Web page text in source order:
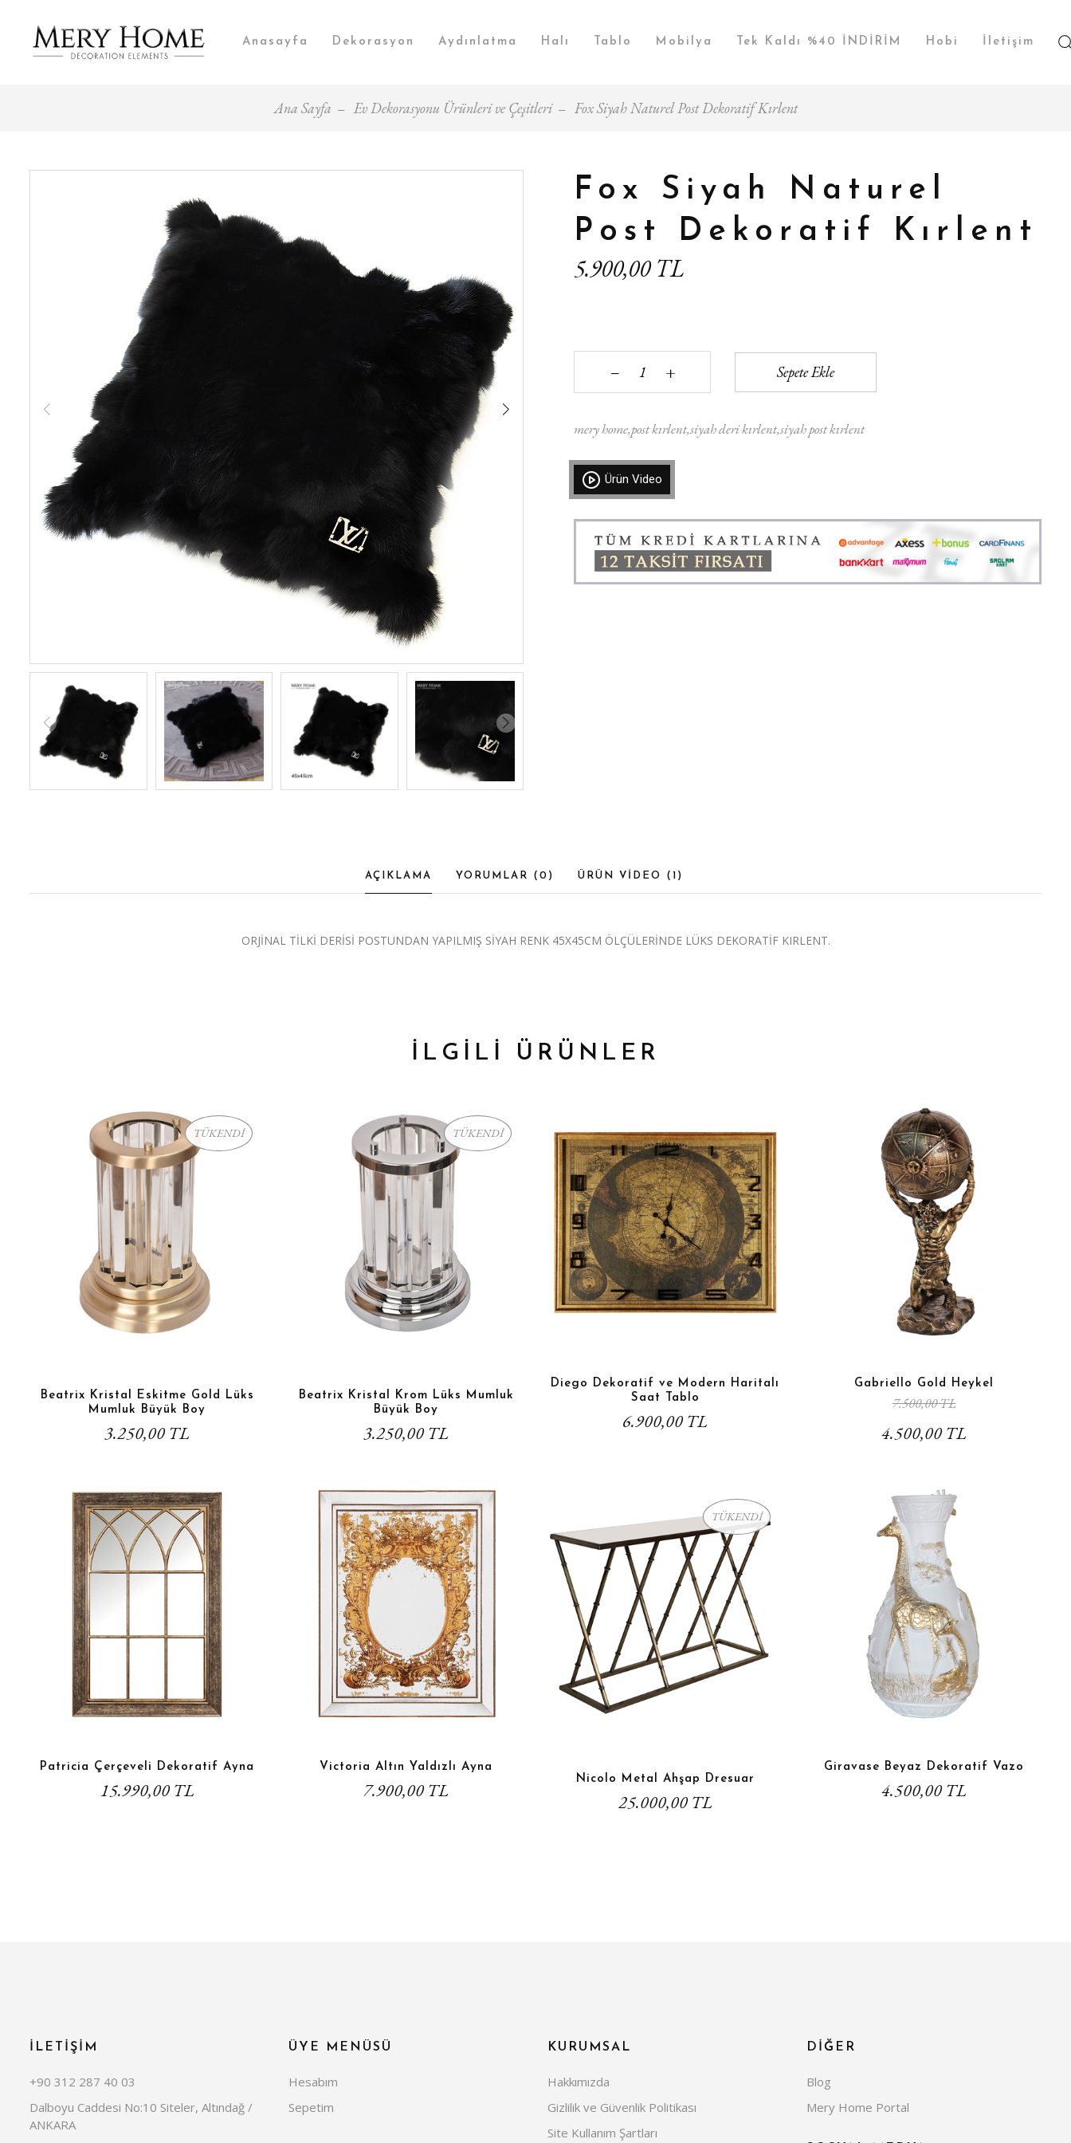
Anasayfa Dekorasyon Aydınlatma Halı Tablo Mobilya Tek Kaldı %40 İNDİRİM Hobi İletişim
Ana Sayfa Ev Dekorasyonu Ürünleri ve Çeşitleri Fox Siyah Naturel Post Dekoratif Kırlent
Fox Siyah Naturel
Post Dekoratif Kırlent
5.900,00 TL
‒ + Sepete Ekle
mery home post kırlentsiyah deri kırlentsiyah post kırlent
Ürün Video
AÇIKLAMA YORUMLAR ( 0 ) ÜRÜN VİDEO ( 1 )
ORJİNAL TİLKİ DERİSİ POSTUNDAN YAPILMIŞ SİYAH RENK 45X45CM ÖLÇÜLERİNDE LÜKS DEKORATİF KIRLENT.
İLGİLİ ÜRÜNLER
TÜKENDİ
Beatrix Kristal Eskitme Gold Lüks
Mumluk Büyük Boy
3.250,00 TL
TÜKENDİ
Beatrix Kristal Krom Lüks Mumluk
Büyük Boy
3.250,00 TL
Diego Dekoratif ve Modern Haritalı
Saat Tablo
6.900,00 TL
Gabriello Gold Heykel
7.500,00 TL
4.500,00 TL
Patricia Çerçeveli Dekoratif Ayna
15.990,00 TL
Victoria Altın Yaldızlı Ayna
7.900,00 TL
TÜKENDİ
Nicolo Metal Ahşap Dresuar
25.000,00 TL
Giravase Beyaz Dekoratif Vazo
4.500,00 TL
İLETİŞİM
+90 312 287 40 03
Dalboyu Caddesi No:10 Siteler, Altındağ /
ANKARA
ÜYE MENÜSÜ
Hesabım
Sepetim
KURUMSAL
Hakkımızda
Gizlilik ve Güvenlik Politikası
Site Kullanım Şartları
DİĞER
Blog
Mery Home Portal